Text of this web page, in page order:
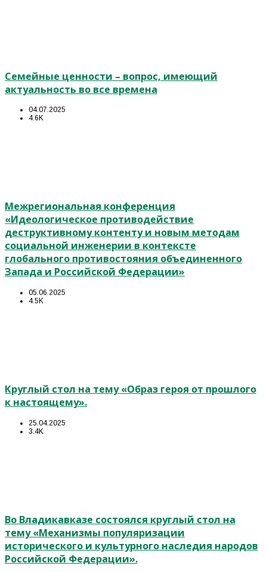
Семейные ценности – вопрос, имеющий
актуальность во все времена
04.07.2025
4.6K
Межрегиональная конференция
«Идеологическое противодействие
деструктивному контенту и новым методам
социальной инженерии в контексте
глобального противостояния объединенного
Запада и Российской Федерации»
05.06.2025
4.5K
Круглый стол на тему «Образ героя от прошлого
к настоящему».
25.04.2025
3.4K
Во Владикавказе состоялся круглый стол на
тему «Механизмы популяризации
исторического и культурного наследия народов
Российской Федерации».